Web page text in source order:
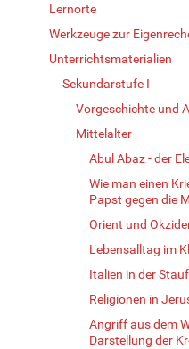
Lernorte
Werkzeuge zur
Unterrichtsmaterialien
Sekundarstufe I
Vorgeschichte und
Mittelalter
Abul Abaz - der
Wie man einen
Papst gegen die
Orient und
Lebensalltag im
Italien in der
Religionen in
Angriff aus dem
Darstellung der